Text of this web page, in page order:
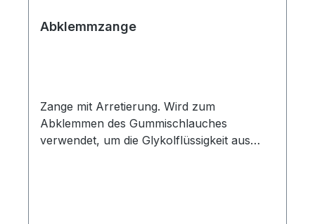
Abklemmzange
Zange mit Arretierung. Wird zum
Abklemmen des Gummischlauches
verwendet, um die Glykolflüssigkeit aus